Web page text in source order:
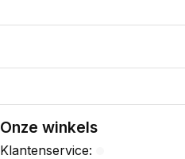
Onze winkels
Klantenservice: